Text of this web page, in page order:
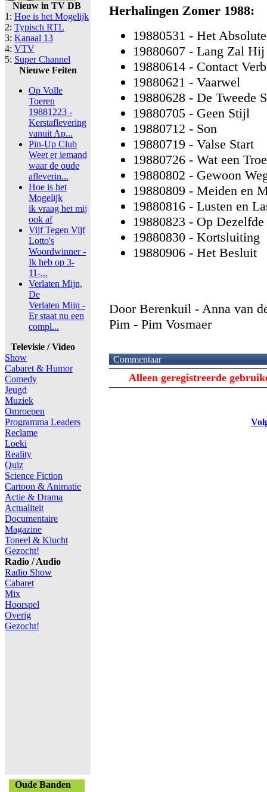
Nieuw in TV DB
1: Hoe is het Mogelijk
2: Typisch RTL
3: Kanaal 13
4: VTV
5: Super Channel
Nieuwe Feiten
Op Volle
Toeren
19881223 -
Kerstaflevering
vanuit Ap...
Pin-Up Club
Weet er iemand
waar de oude
afleverin...
Hoe is het
Mogelijk
ik vraag het mij
ook af
Vijf Tegen Vijf
Lotto's
Woordwinner -
Ik heb op 3-
11-...
Verlaten Mijn,
De
Verlaten Mijn -
Er staat nu een
compl...
Televisie / Video
Show
Cabaret & Humor
Comedy
Jeugd
Muziek
Omroepen
Programma Leaders
Reclame
Loeki
Reality
Quiz
Science Fiction
Cartoon & Animatie
Actie & Drama
Actualiteit
Documentaire
Magazine
Toneel & Klucht
Gezocht!
Radio / Audio
Radio Show
Cabaret
Mix
Hoorspel
Overig
Gezocht!
Oude Banden
Herhalingen Zomer 1988:
19880531 - Het
19880607 - Lang Zal
19880614 - Contact
19880621 - Vaarwel
19880628 - De Tweede
19880705 - Geen Stijl
19880712 - Son
19880719 - Valse Start
19880726 - Wat een
19880802 - Gewoon
19880809 - Meiden en
19880816 - Lusten en
19880823 - Op
19880830 - Kortsluiting
19880906 - Het Besluit
Door Berenkuil - Anna van
Pim - Pim Vosmaer
Commentaar
Alleen geregistreerde